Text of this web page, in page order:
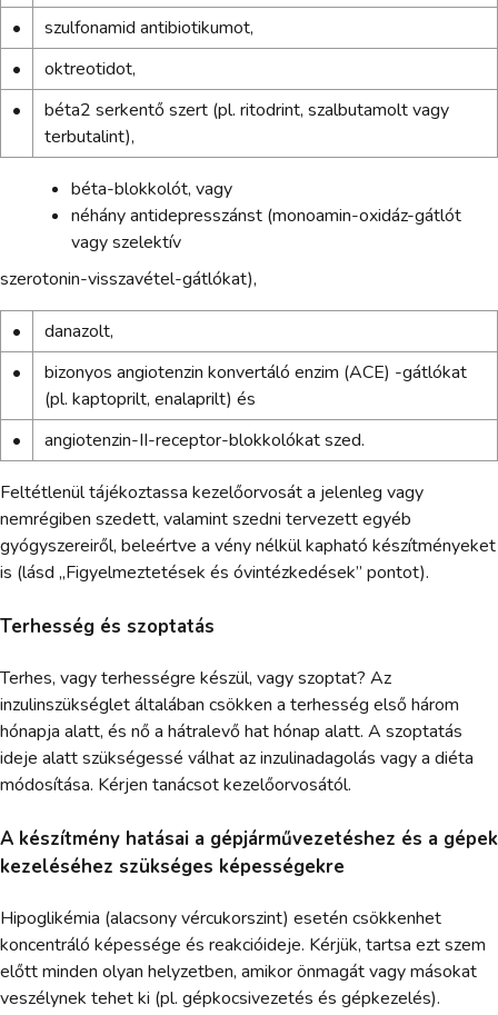
•
szulfonamid antibiotikumot,
•
oktreotidot,
•
béta2 serkentő szert (pl. ritodrint, szalbutamolt vagy
terbutalint),
béta-blokkolót, vagy
néhány antidepresszánst (monoamin-oxidáz-gátlót
vagy szelektív
szerotonin-visszavétel-gátlókat),
•
danazolt,
•
bizonyos angiotenzin konvertáló enzim (ACE) -gátlókat
(pl. kaptoprilt, enalaprilt) és
•
angiotenzin-II-receptor-blokkolókat szed.
Feltétlenül tájékoztassa kezelőorvosát a jelenleg vagy
nemrégiben szedett, valamint szedni tervezett egyéb
gyógyszereiről, beleértve a vény nélkül kapható készítményeket
is (lásd „Figyelmeztetések és óvintézkedések” pontot).
Terhesség és szoptatás
Terhes, vagy terhességre készül, vagy szoptat? Az
inzulinszükséglet általában csökken a terhesség első három
hónapja alatt, és nő a hátralevő hat hónap alatt. A szoptatás
ideje alatt szükségessé válhat az inzulinadagolás vagy a diéta
módosítása. Kérjen tanácsot kezelőorvosától.
A készítmény hatásai a gépjárművezetéshez és a gépek
kezeléséhez szükséges képességekre
Hipoglikémia (alacsony vércukorszint) esetén csökkenhet
koncentráló képessége és reakcióideje. Kérjük, tartsa ezt szem
előtt minden olyan helyzetben, amikor önmagát vagy másokat
veszélynek tehet ki (pl. gépkocsivezetés és gépkezelés).